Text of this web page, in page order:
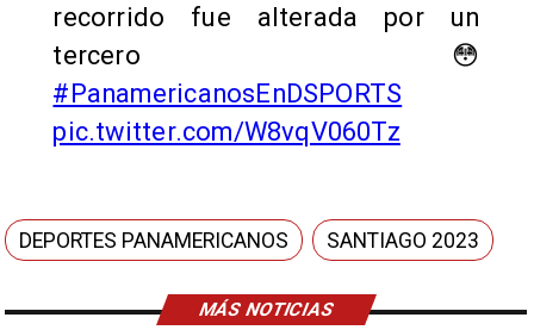
MÁS NOTICIAS
recorrido fue alterada por un
tercero 😳
#PanamericanosEnDSPORTS
pic.twitter.com/W8vqV060Tz
DEPORTES PANAMERICANOS SANTIAGO 2023